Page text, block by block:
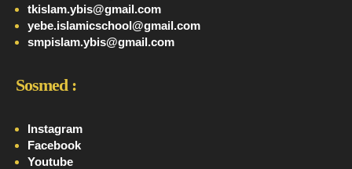
tkislam.ybis@gmail.com
yebe.islamicschool@gmail.com
smpislam.ybis@gmail.com
Sosmed :
Instagram
Facebook
Youtube